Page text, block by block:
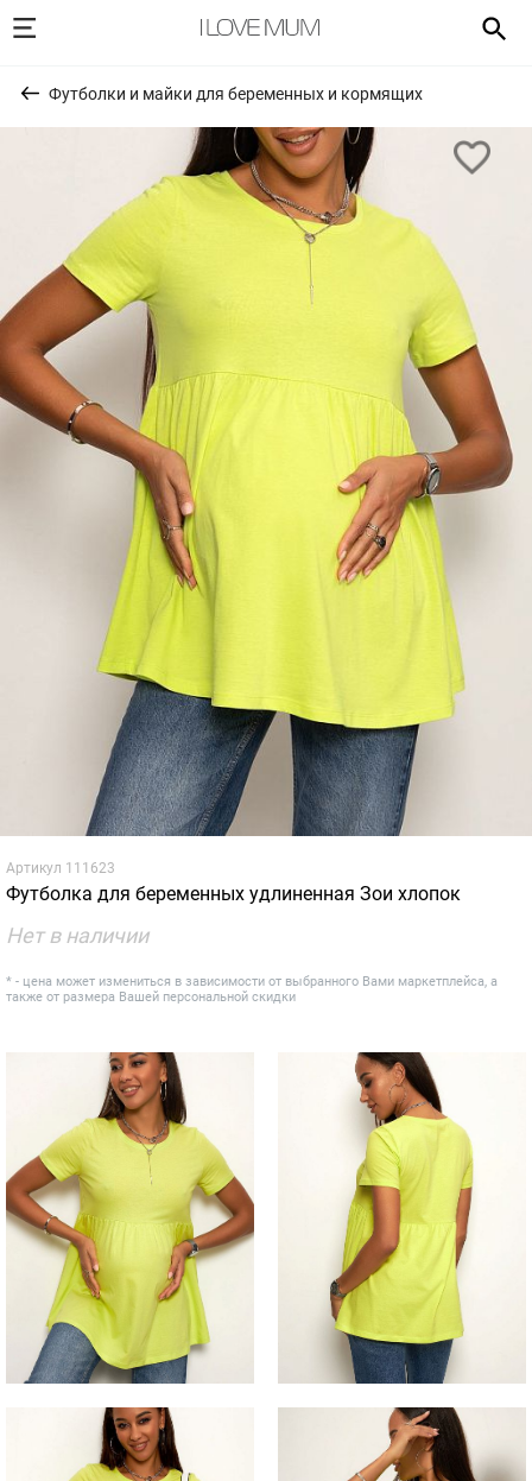
Футболки и майки для беременных и кормящих
Артикул 111623
Футболка для беременных удлиненная Зои хлопок
Нет в наличии
* - цена может измениться в зависимости от выбранного Вами маркетплейса, а
также от размера Вашей персональной скидки